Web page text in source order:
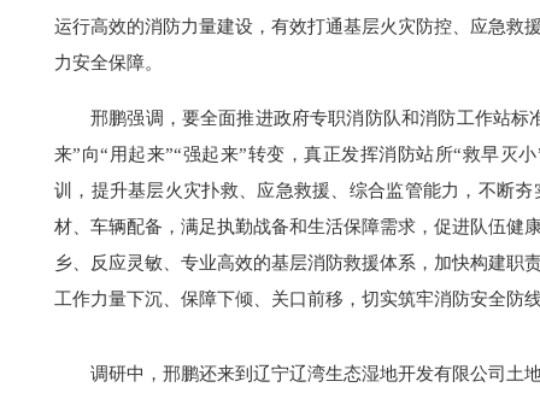
运行高效的消防力量建设，有效打通基层火灾防控、应急救
力安全保障。
邢鹏强调，要全面推进政府专职消防队和消防工作站
来”向“用起来”“强起来”转变，真正发挥消防站所“救早灭
训，提升基层火灾扑救、应急救援、综合监管能力，不断
材、车辆配备，满足执勤战备和生活保障需求，促进队伍健
乡、反应灵敏、专业高效的基层消防救援体系，加快构建职
工作力量下沉、保障下倾、关口前移，切实筑牢消防安全防
调研中，邢鹏还来到辽宁辽湾生态湿地开发有限公司土